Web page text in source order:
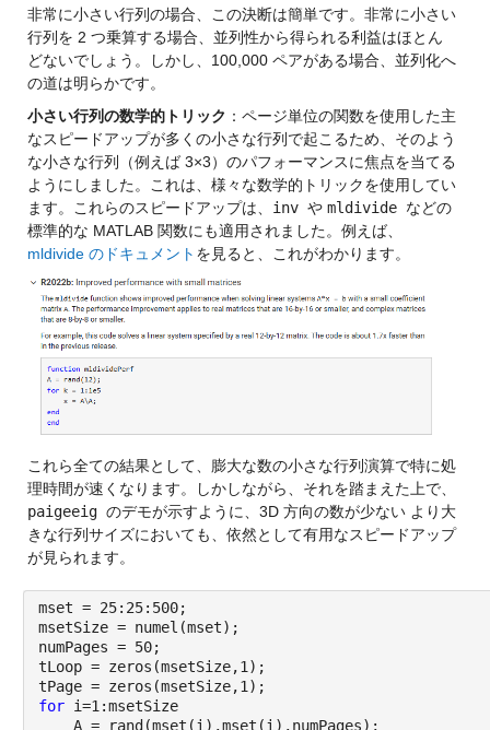
非常に小さい行列の場合、この決断は簡単です。非常に小さい
行列を 2 つ乗算する場合、並列性から得られる利益はほとん
どないでしょう。しかし、100,000 ペアがある場合、並列化へ
の道は明らかです。
小さい行列の数学的トリック ：ページ単位の関数を使用した主
なスピードアップが多くの小さな行列で起こるため、そのよう
な小さな行列（例えば 3×3）のパフォーマンスに焦点を当てる
ようにしました。これは、様々な数学的トリックを使用してい
ます。これらのスピードアップは、 inv や mldivide などの
標準的な MATLAB 関数にも適用されました。例えば、
mldivide のドキュメント を見ると、これがわかります。
これら全ての結果として、膨大な数の小さな行列演算で特に処
理時間が速くなります。しかしながら、それを踏まえた上で、
paigeeig のデモが示すように、 3D 方向の数が少ない より大
きな行列サイズにおいても 、依然として有用なスピードアップ
が見られます。
mset = 25:25:500;
msetSize = numel(mset);
numPages = 50;
tLoop = zeros(msetSize,1);
tPage = zeros(msetSize,1);
for i=1:msetSize
A = rand(mset(i),mset(i),numPages);